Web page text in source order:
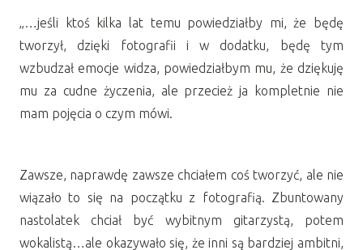
„…jeśli ktoś kilka lat temu powiedziałby mi, że będę
tworzył, dzięki fotografii i w dodatku, będę tym
wzbudzał emocje widza, powiedziałbym mu, że dziękuję
mu za cudne życzenia, ale przecież ja kompletnie nie
mam pojęcia o czym mówi.
Zawsze, naprawdę zawsze chciałem coś tworzyć, ale nie
wiązało to się na początku z fotografią. Zbuntowany
nastolatek chciał być wybitnym gitarzystą, potem
wokalistą…ale okazywało się, że inni są bardziej ambitni,